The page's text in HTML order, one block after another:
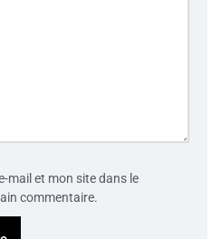
mail et mon site dans le
commentaire.